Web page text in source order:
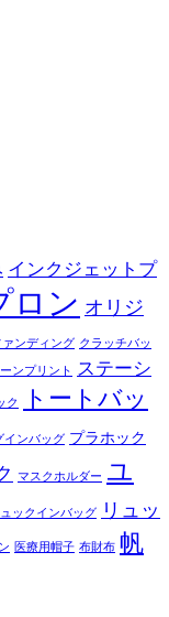
インクジェットプ
ロン オリジ
ンディング クラッチバッ
ンプリント
ステーシ
ク
トートバッ
インバッグ プラホック
マスクホルダー ユ
ュックインバッグ
リュッ
医療用帽子 布財布 帆